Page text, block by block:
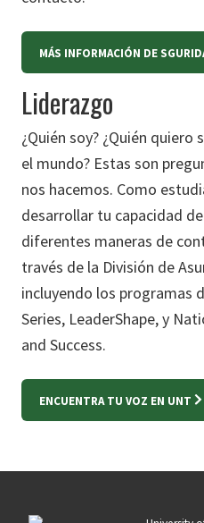
MÁS INFORMACIÓN DE
Liderazgo
¿Quién soy? ¿Quién quiero
el mundo? Estas son
nos hacemos. Como
desarrollar tu capacidad
diferentes maneras de
través de la División de
incluyendo los programas
Series, LeaderShape, y
and Success.
ENCUENTRA TU VOZ EN UNT